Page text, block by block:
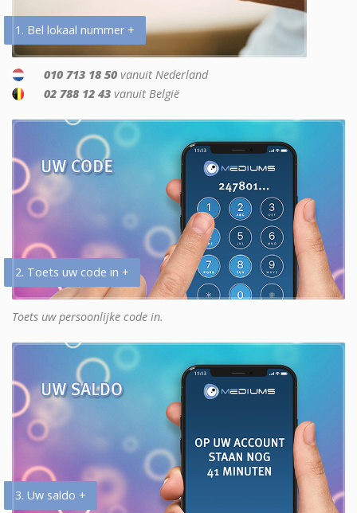
1. Bel lokaal nummer +
010 713 18 50 vanuit Nederland
02 788 12 43 vanuit België
2. Toets uw code in +
Toets uw persoonlijke code in.
3. Uw saldo +